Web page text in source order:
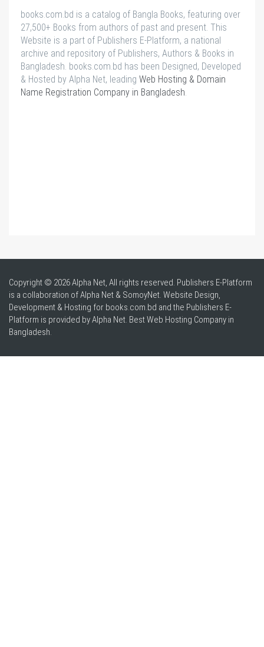
books.com.bd is a catalog of Bangla Books, featuring over
27,500+ Books from authors of past and present. This
Website is a part of Publishers E-Platform, a national
archive and repository of Publishers, Authors & Books in
Bangladesh. books.com.bd has been Designed, Developed
& Hosted by Alpha Net, leading Web Hosting & Domain
Name Registration Company in Bangladesh.
Copyright © 2026 Alpha Net, All rights reserved. Publishers E-Platform
is a collaboration of Alpha Net & SomoyNet. Website Design,
Development & Hosting for books.com.bd and the Publishers E-
Platform is provided by Alpha Net. BestWeb Hosting Company in
Bangladesh.